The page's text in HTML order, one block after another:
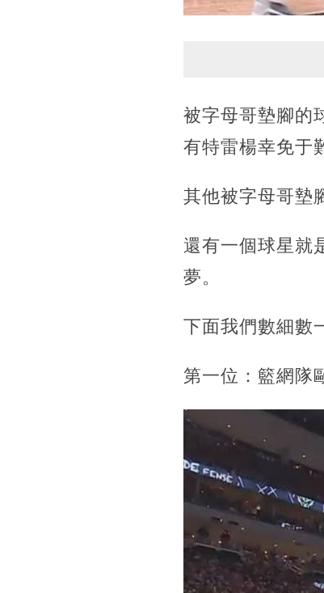
被字母哥墊腳的
有特雷楊幸免于
其他被字母哥墊
還有一個球星就
夢。
下面我們數細數
第一位：籃網隊